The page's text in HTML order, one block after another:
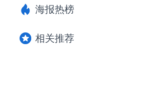
海报热榜
相关推荐